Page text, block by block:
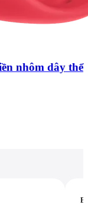
nhôm dây thể